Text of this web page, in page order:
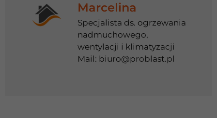
Marcelina
Specjalista ds. ogrzewania
nadmuchowego,
wentylacji i klimatyzacji
Mail: biuro@problast.pl